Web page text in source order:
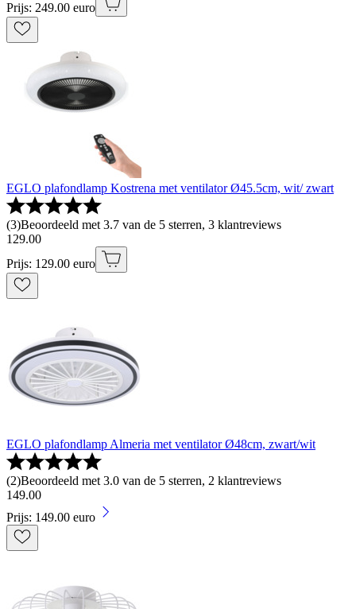
Prijs: 249.00 euro
EGLO plafondlamp Kostrena met ventilator Ø45.5cm, wit/ zwart
(3)Beoordeeld met 3.7 van de 5 sterren, 3 klantreviews
129.00
Prijs: 129.00 euro
EGLO plafondlamp Almeria met ventilator Ø48cm, zwart/wit
(2)Beoordeeld met 3.0 van de 5 sterren, 2 klantreviews
149.00
Prijs: 149.00 euro